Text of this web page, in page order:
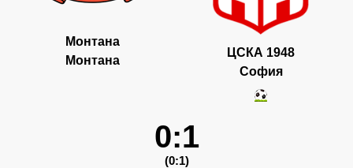
Монтана
Монтана
ЦСКА 1948
София
0:1
(0:1)